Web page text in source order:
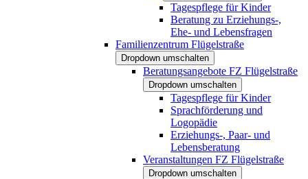
Tagespflege für Kinder
Beratung zu Erziehungs-,
Ehe- und Lebensfragen
Familienzentrum Flügelstraße
Dropdown umschalten
Beratungsangebote FZ Flügelstraße
Dropdown umschalten
Tagespflege für Kinder
Sprachförderung und
Logopädie
Erziehungs-, Paar- und
Lebensberatung
Veranstaltungen FZ Flügelstraße
Dropdown umschalten